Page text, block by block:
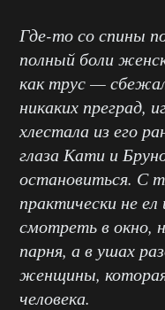
Где-то со спины
полный боли
как трус —
никаких преград,
хлестала из его
глаза Кати и
остановиться. С
практически не
смотреть в окно,
парня, а в ушах
женщины, которая
человека.